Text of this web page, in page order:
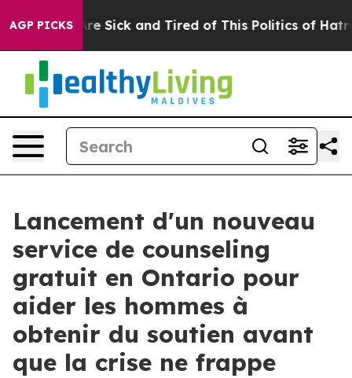
AGP PICKSAre Sick and Tired of This Politics of Hatred”
Lancement d'un nouveau
service de counseling
gratuit en Ontario pour
aider les hommes à
obtenir du soutien avant
que la crise ne frappe